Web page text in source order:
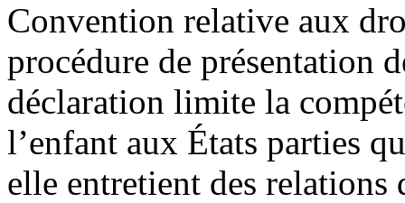
Convention relative aux
procédure de présentation
déclaration limite la
l’enfant aux États parties
elle entretient des